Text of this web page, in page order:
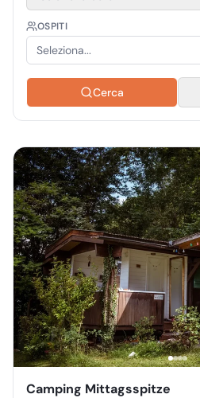
OSPITI
Seleziona...
Cerca
Camping Mittagsspitze